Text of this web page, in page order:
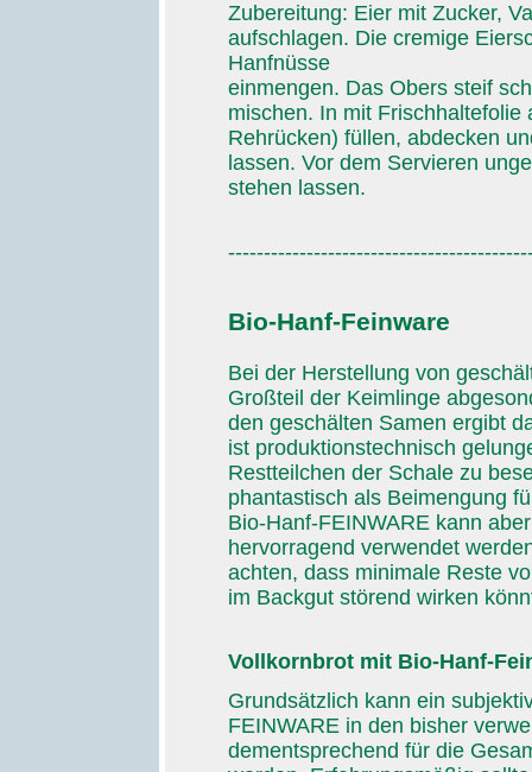
Zubereitung: Eier mit Zucker,
aufschlagen. Die cremige
Hanfnüsse
einmengen. Das Obers steif
mischen. In mit
Rehrücken) füllen, abdecken
lassen. Vor dem Servieren
stehen lassen.
Bio-Hanf-Feinware
Bei der Herstellung von
Großteil der Keimlinge
den geschälten Samen ergibt
ist produktionstechnisch
Restteilchen der Schale zu
phantastisch als Beimengung
Bio-Hanf-FEINWARE kann
hervorragend verwendet
achten, dass minimale Reste
im Backgut störend wirken
Vollkornbrot mit Bio-Hanf-
Grundsätzlich kann ein
FEINWARE in den bisher
dementsprechend für die